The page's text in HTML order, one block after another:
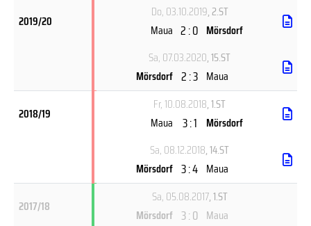
2019/20
Do, 03.10.2019, 2.ST
Maua 2 : 0 Mörsdorf
Sa, 07.03.2020, 15.ST
Mörsdorf 2 : 3 Maua
2018/19
Fr, 10.08.2018, 1.ST
Maua 3 : 1 Mörsdorf
Sa, 08.12.2018, 14.ST
Mörsdorf 3 : 4 Maua
2017/18
Sa, 05.08.2017, 1.ST
Mörsdorf 3 : 0 Maua